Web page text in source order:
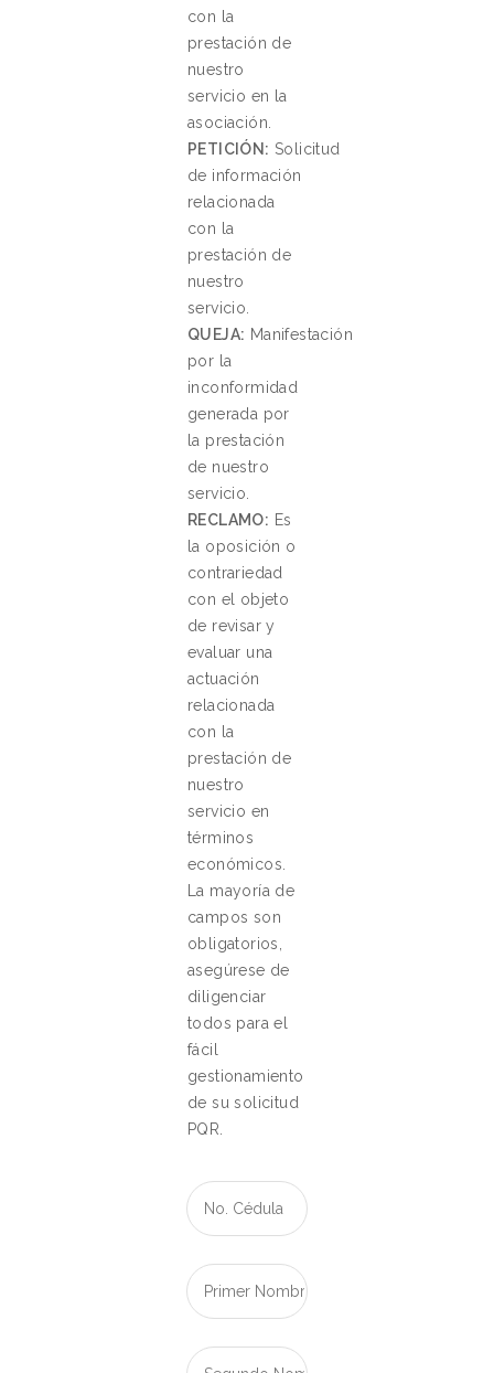
con la
prestación de
nuestro
servicio en la
asociación.
PETICIÓN: Solicitud
de información
relacionada
con la
prestación de
nuestro
servicio.
QUEJA: Manifestación
por la
inconformidad
generada por
la prestación
de nuestro
servicio.
RECLAMO: Es
la oposición o
contrariedad
con el objeto
de revisar y
evaluar una
actuación
relacionada
con la
prestación de
nuestro
servicio en
términos
económicos.
La mayoría de
campos son
obligatorios,
asegúrese de
diligenciar
todos para el
fácil
gestionamiento
de su solicitud
PQR.